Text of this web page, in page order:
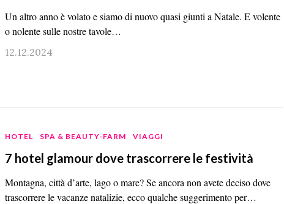
Un altro anno è volato e siamo di nuovo quasi giunti a Natale. E volente
o nolente sulle nostre tavole…
12.12.2024
HOTEL SPA & BEAUTY-FARM VIAGGI
7 hotel glamour dove trascorrere le festività
Montagna, città d’arte, lago o mare? Se ancora non avete deciso dove
trascorrere le vacanze natalizie, ecco qualche suggerimento per…